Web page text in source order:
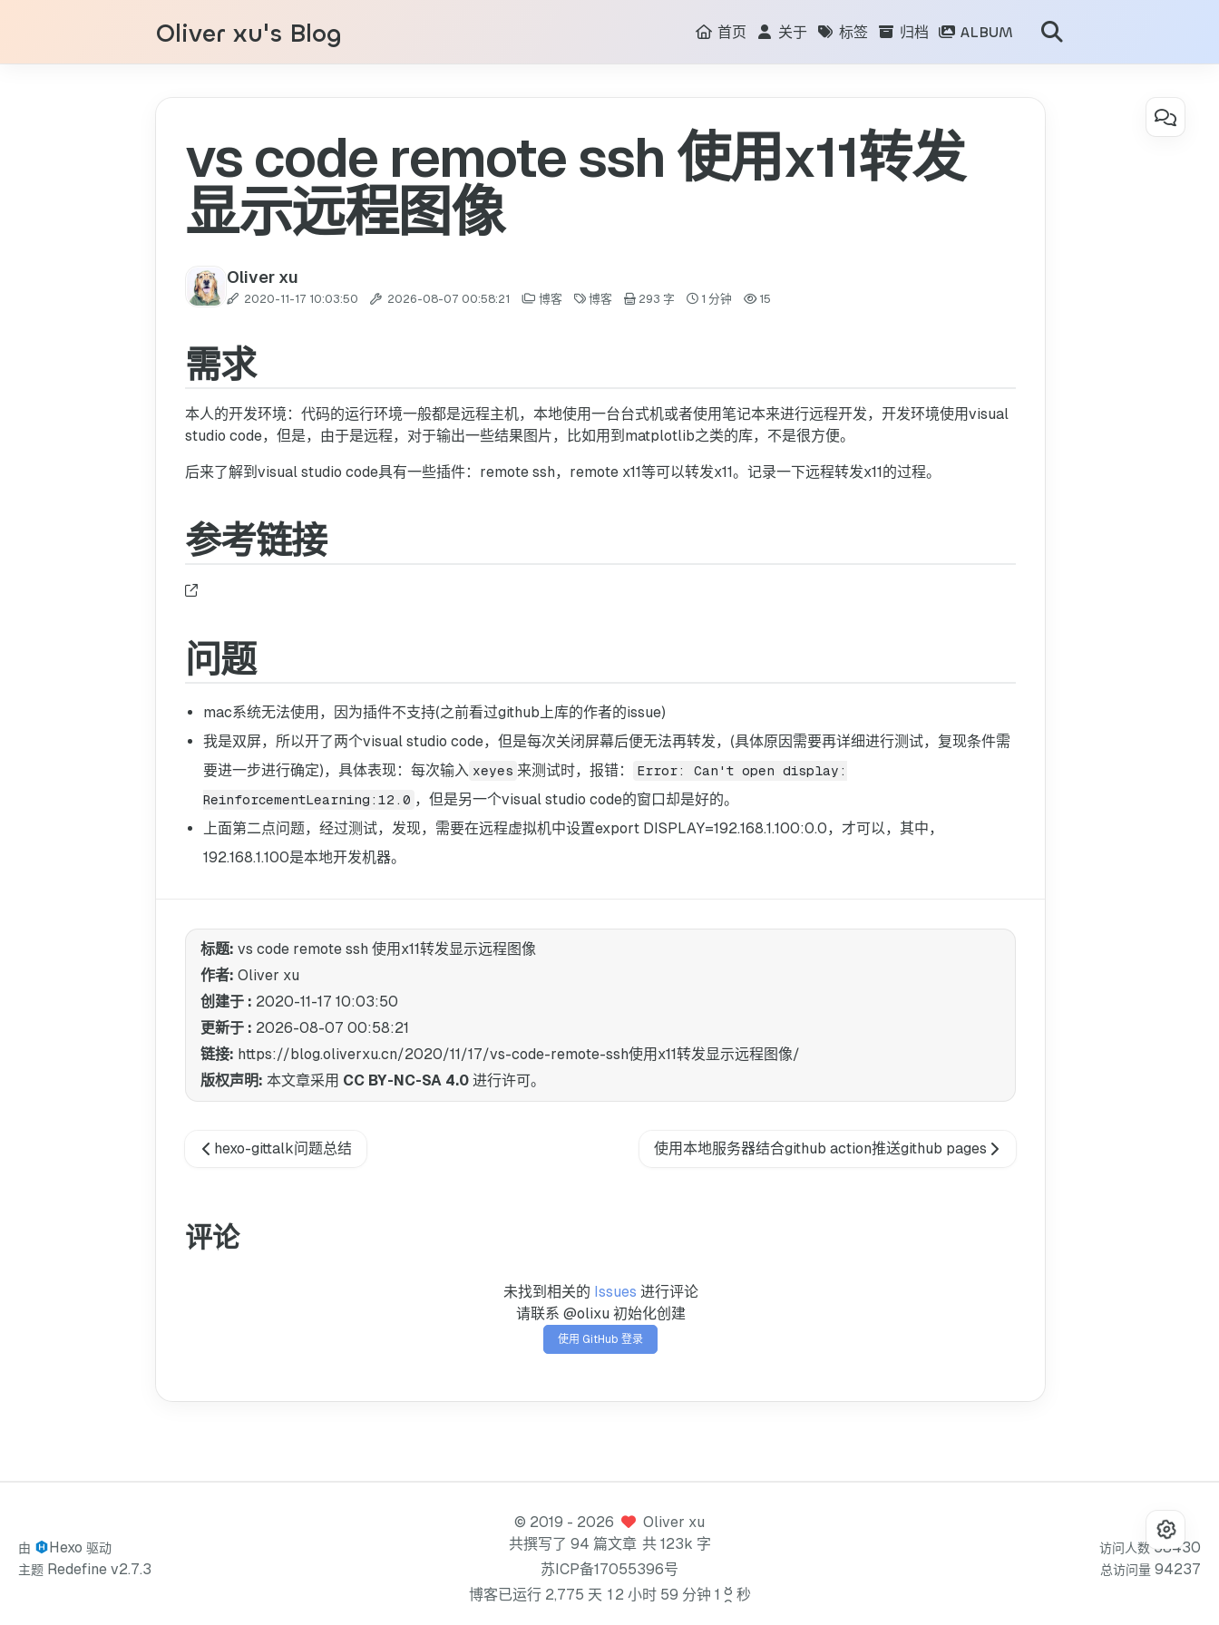
Oliver xu's Blog 首页 关于 标签 归档 ALBUM
vs code remote ssh 使用x11转发
显示远程图像
Oliver xu
2020-11-17 10:03:50 2026-08-07 00:58:21 博客 博客 293 字 1 分钟 15
需求
本人的开发环境：代码的运行环境一般都是远程主机，本地使用一台台式机或者使用笔记本来进行远程开发，开发环境使用visual
studio code，但是，由于是远程，对于输出一些结果图片，比如用到matplotlib之类的库，不是很方便。
后来了解到visual studio code具有一些插件：remote ssh，remote x11等可以转发x11。记录一下远程转发x11的过程。
参考链接
问题
mac系统无法使用，因为插件不支持(之前看过github上库的作者的issue)
我是双屏，所以开了两个visual studio code，但是每次关闭屏幕后便无法再转发，(具体原因需要再详细进行测试，复现条件需
要进一步进行确定)，具体表现：每次输入 xeyes 来测试时，报错：
Error: Can't open display:
ReinforcementLearning:12.0 ，但是另一个visual studio code的窗口却是好的。
上面第二点问题，经过测试，发现，需要在远程虚拟机中设置export DISPLAY=192.168.1.100:0.0，才可以，其中，
192.168.1.100是本地开发机器。
标题: vs code remote ssh 使用x11转发显示远程图像
作者: Oliver xu
创建于 : 2020-11-17 10:03:50
更新于 : 2026-08-07 00:58:21
链接: https://blog.oliverxu.cn/2020/11/17/vs-code-remote-ssh使用x11转发显示远程图像/
版权声明: 本文章采用 CC BY-NC-SA 4.0 进行许可。
hexo-gittalk问题总结 使用本地服务器结合github action推送github pages
评论
未找到相关的 Issues 进行评论
请联系 @olixu 初始化创建
使用 GitHub 登录
© 2019 - 2026
Oliver xu
共撰写了 94 篇文章 共 123k 字 访问人数 58430
总访问量 94237
由 Hexo 驱动
主题 Redefine v2.7.3
苏ICP备17055396号
博客已运行 2,775 天 1 2 小时 59 分钟 1 9 秒